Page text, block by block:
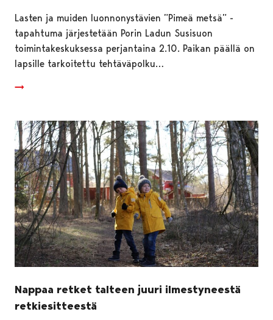
Lasten ja muiden luonnonystävien ”Pimeä metsä” -
tapahtuma järjestetään Porin Ladun Susisuon
toimintakeskuksessa perjantaina 2.10. Paikan päällä on
lapsille tarkoitettu tehtäväpolku…
Nappaa retket talteen juuri ilmestyneestä
retkiesitteestä